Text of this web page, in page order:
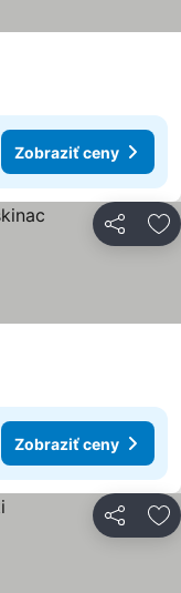
Zobraziť ceny
Zdieľať
Zobraziť ceny
Zdieľať